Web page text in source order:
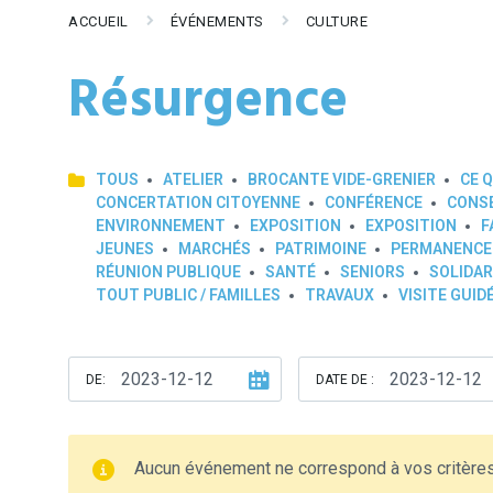
ACCUEIL ÉVÉNEMENTS CULTURE
Résurgence
TOUS ATELIER BROCANTE VIDE-GRENIER CE
CONCERTATION CITOYENNE
CONFÉRENCE
ENVIRONNEMENT
EXPOSITION EXPOSITION
JEUNES
MARCHÉS PATRIMOINE
RÉUNION PUBLIQUE
SANTÉ SENIORS
TOUT PUBLIC / FAMILLES
TRAVAUX VISITE
DE: DATE DE :
Aucun événement ne correspond à vos